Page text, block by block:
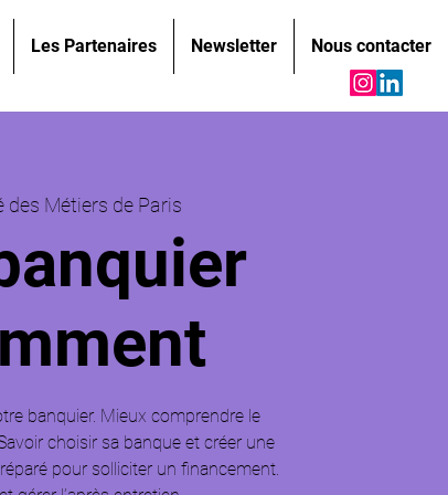
Les Partenaires Newsletter Nous contacter
des Métiers de Paris
banquier. Mieux comprendre le
choisir sa banque et créer une
pour solliciter un financement.